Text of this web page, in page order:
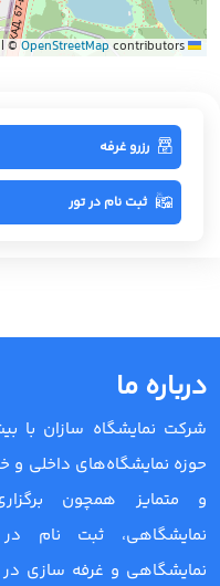
| ©OpenStreetMap contributors
رزرو غرفه
ثبت نام در تور
درباره ما
حوزه نمایشگاه‌های داخلی و
و متمایز همچون
نمایشگاهی، ثبت نام در
نمایشگاهی و غرفه سازی